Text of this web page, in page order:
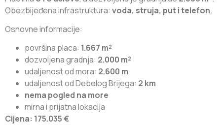
Obezbijeđena infrastruktura: voda, struja, put i telefon.
Osnovne informacije:
površina placa: 1.667 m²
dozvoljena gradnja: 2.000 m²
udaljenost od mora: 2.600 m
udaljenost od Debelog Brijega: 2 km
nema pogled na more
mirna i prijatna lokacija
Cijena: 175.035 €